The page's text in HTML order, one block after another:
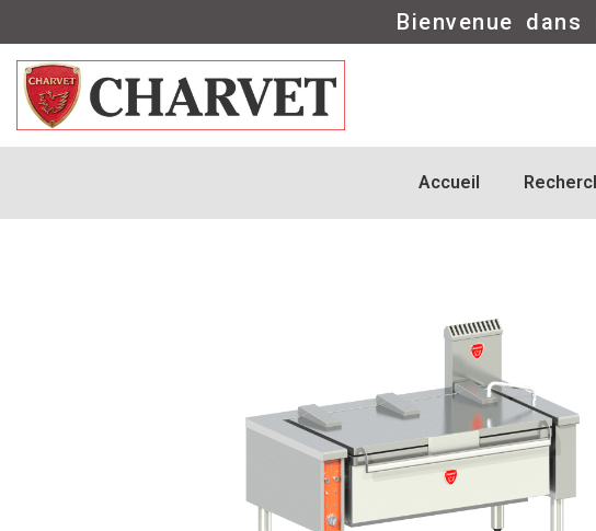
Bienvenue
Accueil